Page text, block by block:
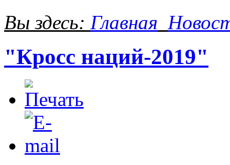
Вы здесь: Главная
"Кросс наций-2019"